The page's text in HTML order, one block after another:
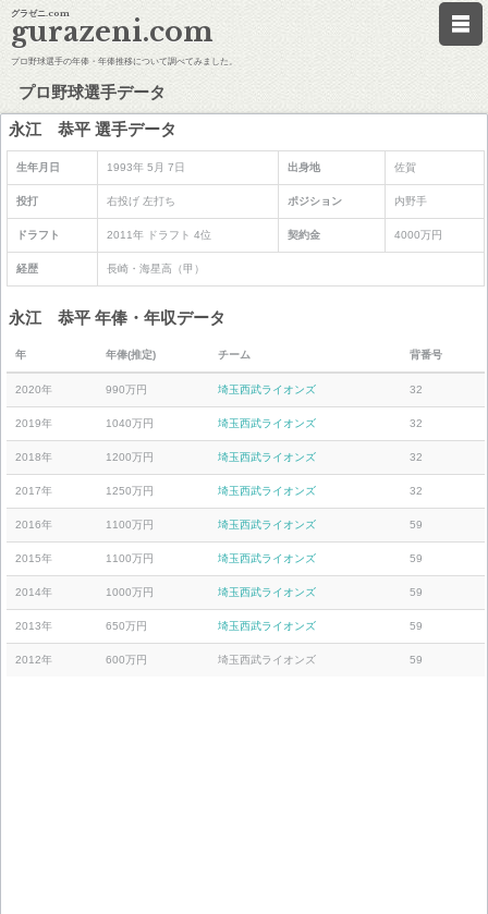
グラゼニ.com
gurazeni.com
プロ野球選手の年俸・年俸推移について調べてみました。
プロ野球選手データ
永江 恭平 選手データ
生年月日 1993年 5月 7日 出身地 佐賀
投打 右投げ 左打ち ポジション 内野手
ドラフト 2011年 ドラフト 4位 契約金 4000万円
経歴 長崎・海星高（甲）
永江 恭平 年俸・年収データ
年 年俸(推定) チーム 背番号
2020年 990万円 埼玉西武ライオンズ 32
2019年 1040万円 埼玉西武ライオンズ 32
2018年 1200万円 埼玉西武ライオンズ 32
2017年 1250万円 埼玉西武ライオンズ 32
2016年 1100万円 埼玉西武ライオンズ 59
2015年 1100万円 埼玉西武ライオンズ 59
2014年 1000万円 埼玉西武ライオンズ 59
2013年 650万円 埼玉西武ライオンズ 59
2012年 600万円 埼玉西武ライオンズ 59